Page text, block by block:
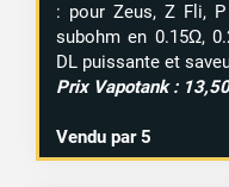
: pour Zeus, Z Fli,
subohm en 0.15Ω,
DL puissante et
Prix Vapotank :
Vendu par 5